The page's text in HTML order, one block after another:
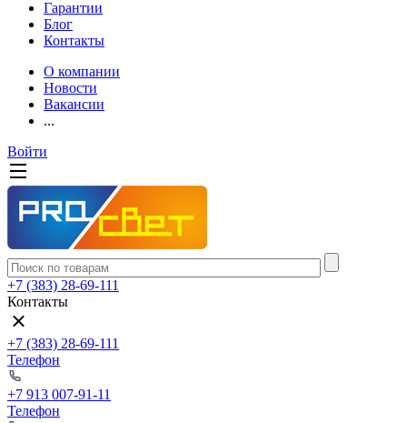
Гарантии
Блог
Контакты
О компании
Новости
Вакансии
...
Войти
+7 (383) 28-69-111
Контакты
+7 (383) 28-69-111
Телефон
+7 913 007-91-11
Телефон